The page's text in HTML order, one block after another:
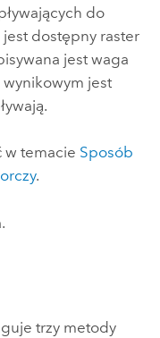
do
dostępny raster
jest waga
wynikowym jest
w temacie Sposób
.
trzy metody